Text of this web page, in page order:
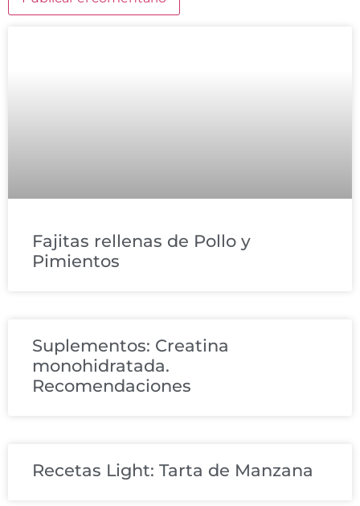
Fajitas rellenas de Pollo y
Pimientos
Suplementos: Creatina
monohidratada.
Recomendaciones
Recetas Light: Tarta de Manzana